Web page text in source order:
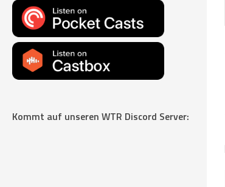
Kommt auf unseren WTR Discord Server: